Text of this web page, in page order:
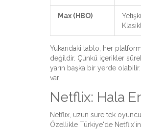
Max (HBO)
Yukarıdaki tablo, her
değildir. Çünkü içerikler
yarın başka bir yerde
var.
Netflix: Hala
Netflix, uzun süre tek
Özellikle Türkiye'de